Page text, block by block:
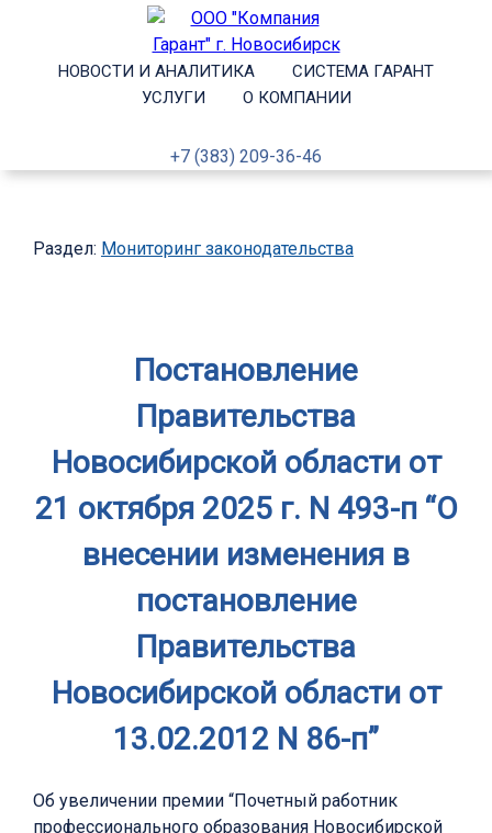
НОВОСТИ И АНАЛИТИКА
СИСТЕМА ГАРАНТ
УСЛУГИ
О КОМПАНИИ
+7 (383) 209-36-46
Раздел: Мониторинг законодательства
Постановление
Правительства
Новосибирской области от
21 октября 2025 г. N 493-п “О
внесении изменения в
постановление
Правительства
Новосибирской области от
13.02.2012 N 86-п”
Об увеличении премии “Почетный работник
профессионального образования Новосибирской